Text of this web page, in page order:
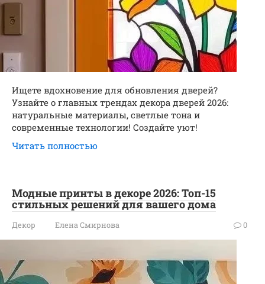
Ищете вдохновение для обновления дверей?
Узнайте о главных трендах декора дверей 2026:
натуральные материалы, светлые тона и
современные технологии! Создайте уют!
Читать полностью
Модные принты в декоре 2026: Топ-15
стильных решений для вашего дома
Декор Елена Смирнова 0